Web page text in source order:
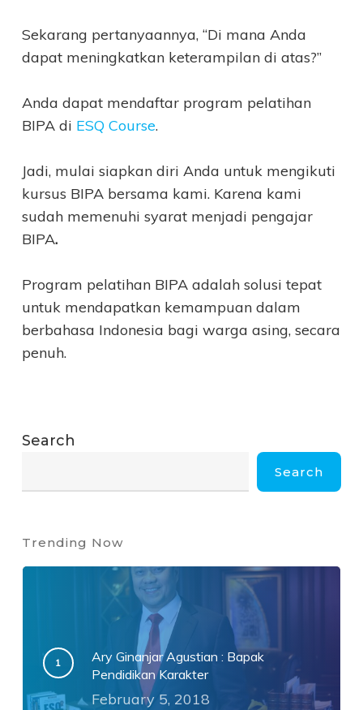
Sekarang pertanyaannya, “Di mana Anda
dapat meningkatkan keterampilan di atas?”
Anda dapat mendaftar program pelatihan
BIPA di ESQ Course.
Jadi, mulai siapkan diri Anda untuk mengikuti
kursus BIPA bersama kami. Karena kami
sudah memenuhi syarat menjadi pengajar
BIPA.
Program pelatihan BIPA adalah solusi tepat
untuk mendapatkan kemampuan dalam
berbahasa Indonesia bagi warga asing, secara
penuh.
Search
Search
Trending Now
Ary Ginanjar Agustian : Bapak
Pendidikan Karakter
February 5, 2018